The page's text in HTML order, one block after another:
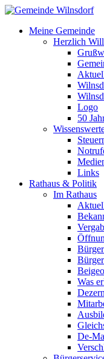
Meine Gemeinde
Herzlich
Logo
50
Links
Rathaus & Politik
Im Rathaus
Was
De-